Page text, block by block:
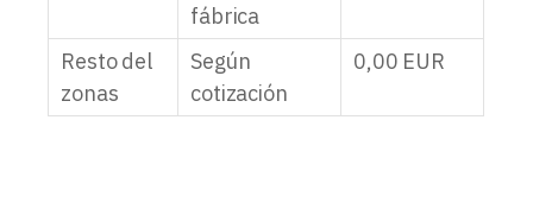
fábrica
Resto del
zonas
Según
cotización
0,00 EUR